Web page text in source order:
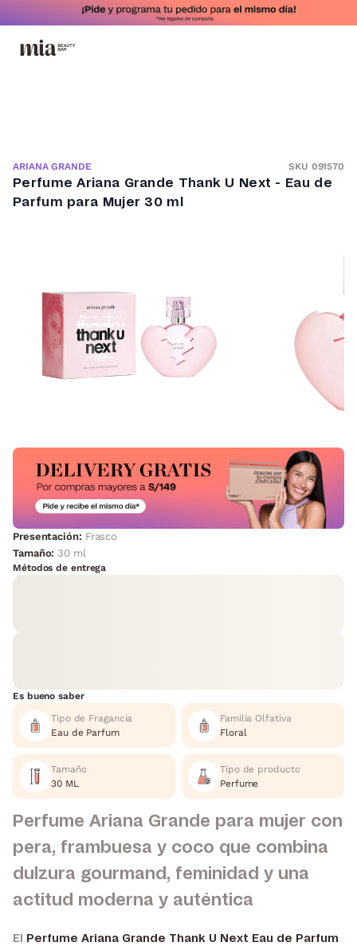
ARIANA GRANDE SKU 091570
Perfume Ariana Grande Thank U Next - Eau de
Parfum para Mujer 30 ml
Presentación: Frasco
Tamaño:30 ml
Métodos de entrega
Es bueno saber
Tipo de Fragancia
Eau de Parfum
Familia Olfativa
Floral
Tamaño
30 ML
Tipo de producto
Perfume
Perfume Ariana Grande para mujer con
pera, frambuesa y coco que combina
dulzura gourmand, feminidad y una
actitud moderna y auténtica
El
Perfume Ariana Grande Thank U Next Eau de Parfum